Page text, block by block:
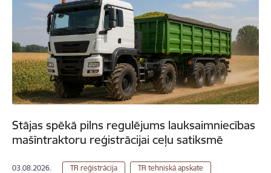
Stājas spēkā pilns regulējums lauksaimniecības
mašīntraktoru reģistrācijai ceļu satiksmē
03.08.2026. TR reģistrācija TR tehniskā apskate